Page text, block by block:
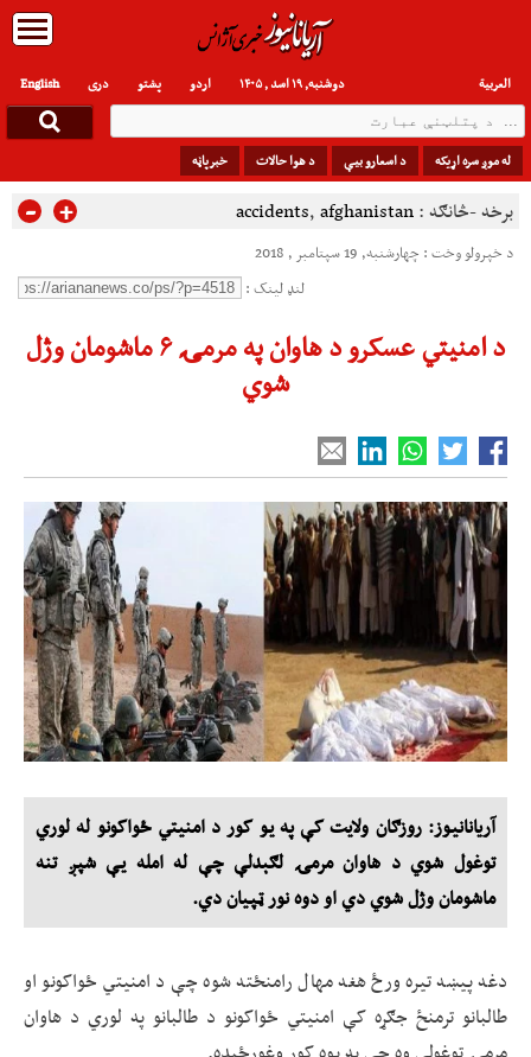
English دری پشتو العربیة اردو دوشنبه, ۱۹ اسد , ۱۴۰۵
له موږ سره اړیکه د اسعارو بیې د هوا حالات خبرپاڼه
برخه -څانګه : accidents, afghanistan
- +
د خپرولو وخت : چهارشنبه, 19 سپتامبر , 2018
لنډ لینک :
د امنيتي عسکرو د هاوان په مرمۍ ۶ ماشومان وژل
شوي
آریانانیوز: روزګان ولايت کې په يو کور د امنیتي ځواکونو له لوري
توغول شوي د هاوان مرمۍ لګېدلې چې له امله يې شپږ تنه
ماشومان وژل شوي دي او دوه نور ټپيان دي.
دغه پيښه تيره ورځ هغه مهال رامنځته شوه چې د امنيتي ځواکونو او
طالبانو ترمنځ جګړه کې امنيتي ځواکونو د طالبانو په لوري د هاوان